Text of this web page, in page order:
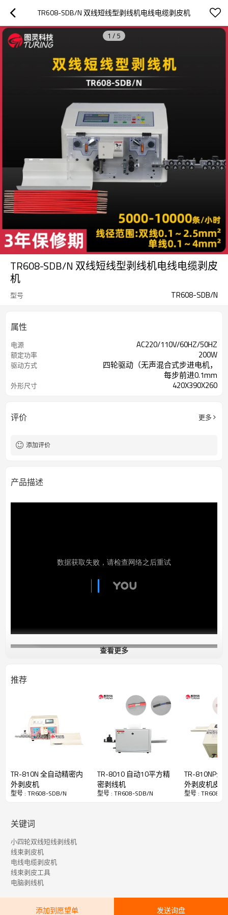
TR608-SDB/N 双线短线型剥线机电线电缆剥皮机
1 / 5
TR608-SDB/N 双线短线型剥线机电线电缆剥皮
机
型号 TR608-SDB/N
属性
电源 AC220/110V/60HZ/50HZ
额定功率 200W
驱动方式
四轮驱动（无声混合式步进电机，
每步前进0.1mm
外形尺寸 420X390X260
评价 更多
添加评价
产品描述
查看更多
推荐
TR-810N 全自动精密内
外剥皮机
型号 : TR608-SDB/N
TR-8010 自动10平方精
密剥线机
型号 : TR608-SDB/N
TR-810NP全
外剥皮机皮
型号 : TR608-
关键词
小四轮双线短线剥线机
线束剥皮机
电线电缆剥皮机
线束剥皮工具
电脑剥线机
添加到愿望单 发送询盘